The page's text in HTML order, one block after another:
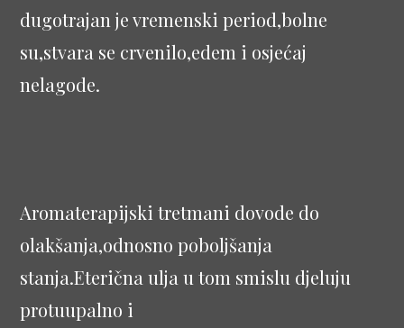
dugotrajan je vremenski period,bolne
su,stvara se crvenilo,edem i osjećaj
nelagode.
Aromaterapijski tretmani dovode do
olakšanja,odnosno poboljšanja
stanja.Eterična ulja u tom smislu djeluju
protuupalno i